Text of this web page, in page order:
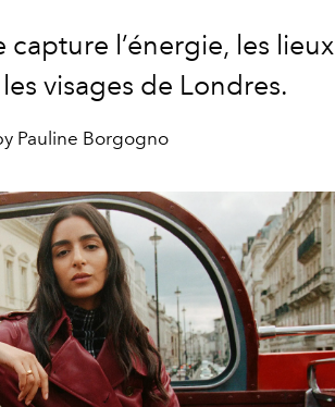
l’énergie, les lieux
visages de Londres.
Pauline Borgogno